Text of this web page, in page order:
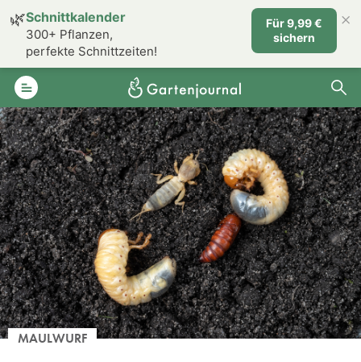
MAULWURF
🌿Schnittkalender
300+ Pflanzen,
perfekte Schnittzeiten!
Für 9,99 €
sichern
×